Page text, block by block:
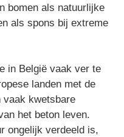
bomen als natuurlijke
als spons bij extreme
in België vaak ver te
landen met de
vaak kwetsbare
het beton leven.
ongelijk verdeeld is,